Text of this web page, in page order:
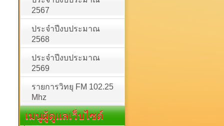
2567
ประจำปีงบประมาณ
2568
ประจำปีงบประมาณ
2569
รายการวิทยุ FM 102.25
Mhz
เมนูผู้ดูแลเว็บไซต์